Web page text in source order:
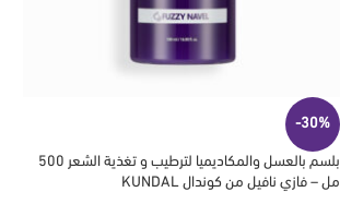
-30%
بلسم بالعسل والمكاديميا لترطيب و تغذية الشعر 500
مل – فازي نافيل من كوندال KUNDAL